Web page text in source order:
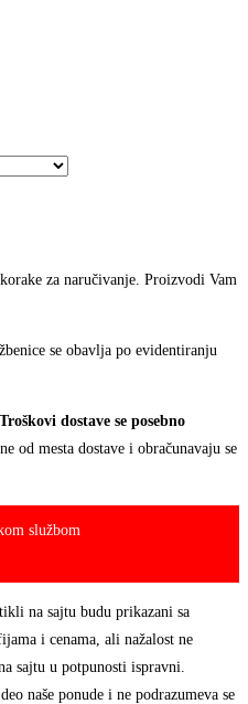
za naručivanje. Proizvodi Vam
se obavlja po evidentiranju
Troškovi dostave se posebno
od mesta dostave i obračunavaju se
službom
na sajtu budu prikazani sa
i cenama, ali nažalost ne
sajtu u potpunosti ispravni.
naše ponude i ne podrazumeva se